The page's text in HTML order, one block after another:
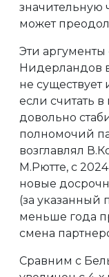
значительную
может
Эти
Нидерландов в
не существует
если считать
довольно
полномочий
возглавлял
М.Рютте, с
новые
(за указанный
меньше года
смена
Сравним с